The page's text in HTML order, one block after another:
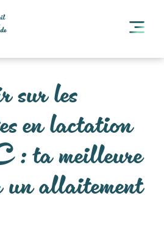
sur les
en lactation
meilleure
un allaitement